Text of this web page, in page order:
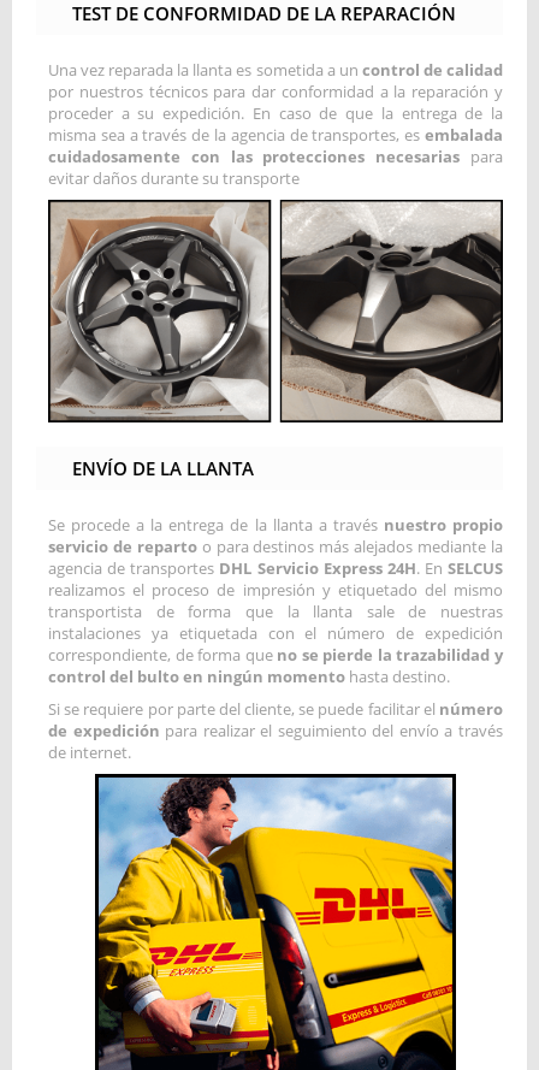
TEST DE CONFORMIDAD DE LA REPARACIÓN
Una vez reparada la llanta es sometida a un control de calidad
por nuestros técnicos para dar conformidad a la reparación y
proceder a su expedición. En caso de que la entrega de la
misma sea a través de la agencia de transportes, es embalada
cuidadosamente con las protecciones necesarias para
evitar daños durante su transporte
ENVÍO DE LA LLANTA
Se procede a la entrega de la llanta a través nuestro propio
servicio de repartoo para destinos más alejados mediante la
agencia de transportes DHL Servicio Express 24H. En SELCUS
realizamos el proceso de impresión y etiquetado del mismo
transportista de forma que la llanta sale de nuestras
instalaciones ya etiquetada con el número de expedición
correspondiente, de forma que no se pierde la trazabilidad y
control del bulto en ningún momento hasta destino.
Si se requiere por parte del cliente, se puede facilitar el número
de expedición para realizar el seguimiento del envío a través
de internet.